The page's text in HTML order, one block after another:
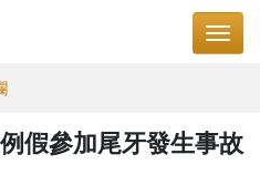
假參加尾牙發生事故